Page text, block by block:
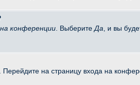
конференции . Выберите Да , и вы
Перейдите на страницу входа на